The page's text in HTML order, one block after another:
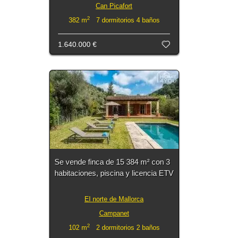
Can Picafort
382 m2 7 dormitorios 4 baños
1.640.000 €
Se vende finca de 15 384 m² con 3
habitaciones, piscina y licencia ETV
El norte de Mallorca
Campanet
102 m2 2 dormitorios 2 baños